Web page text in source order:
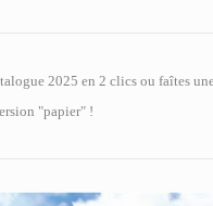
2025 en 2 clics ou faîtes
"papier" !